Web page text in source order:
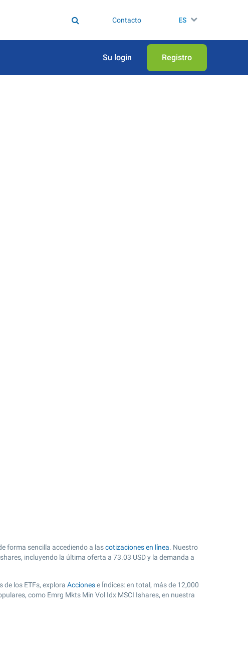
Contacto ES
Su login Registro
forma sencilla accediendo a lascotizaciones en línea. Nuestro
incluyendo la última oferta a 73.03 USD y la demanda a
los ETFs, explora Accionese Índices: en total, más de 12,000
como Emrg Mkts Min Vol Idx MSCI Ishares, en nuestra